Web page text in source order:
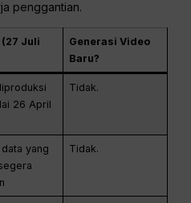
penggantian.
Juli
Generasi Video
Baru?
26 April
Tidak.
yang
Tidak.